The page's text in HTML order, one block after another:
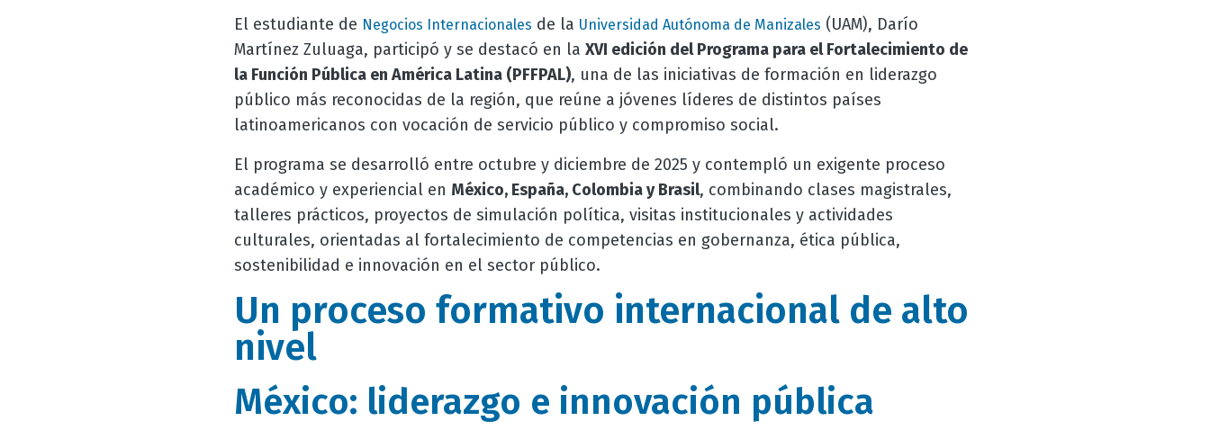
El estudiante de Negocios Internacionales de la Universidad Autónoma de Manizales (UAM), Darío
Martínez Zuluaga, participó y se destacó en la XVI edición del Programa para el Fortalecimiento de
la Función Pública en América Latina (PFFPAL), una de las iniciativas de formación en liderazgo
público más reconocidas de la región, que reúne a jóvenes líderes de distintos países
latinoamericanos con vocación de servicio público y compromiso social.
El programa se desarrolló entre octubre y diciembre de 2025 y contempló un exigente proceso
académico y experiencial en México, España, Colombia y Brasil, combinando clases magistrales,
talleres prácticos, proyectos de simulación política, visitas institucionales y actividades
culturales, orientadas al fortalecimiento de competencias en gobernanza, ética pública,
sostenibilidad e innovación en el sector público.
Un proceso formativo internacional de alto
nivel
México: liderazgo e innovación pública